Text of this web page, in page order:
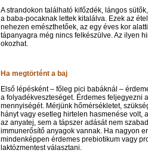
A strandokon található kifőzdék, lángos
a baba-pocaknak lettek kitalálva. Ezek az
nehezen emészthetőek, az egy éves kor
tápanyagra még nincs felkészülve. Az ilyen
okozhat.
Ha megtörtént a baj
Első lépésként – főleg pici babáknál –
a folyadékveszteséget. Érdemes feljegyezni
mennyiségét. Mérjünk hőmérsékletet,
hányt vagy esetleg hirtelen hasmenése volt,
az anyatej, sem a tápszer adását nem
immunerősítő anyagok vannak. Ha nagyon
mindenképpen érdemes prebiotikum vagy
laktózmentest választani.